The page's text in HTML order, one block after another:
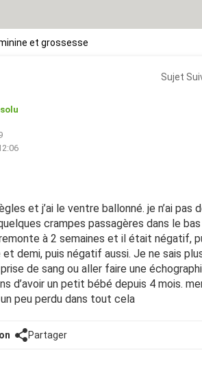
et grossesse
Sujet
et j’ai le ventre ballonné. je n’ai pas
crampes passagères dans le
à 2 semaines et il était négatif,
demi, puis négatif aussi. Je ne sais
de sang ou aller faire une
d’avoir un petit bébé depuis 4 mois.
peu perdu dans tout cela
Partager